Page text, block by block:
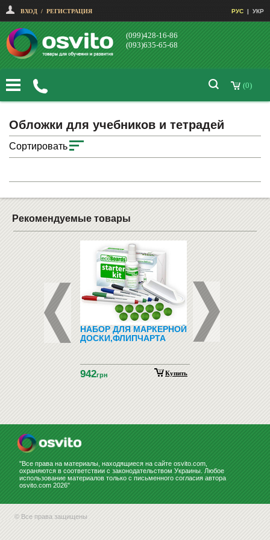
ВХОД / РЕГИСТРАЦИЯ РУС | УКР
(099)428-16-86
(093)635-65-68
(0)
Обложки для учебников и тетрадей
Сортировать
Рекомендуемые товары
НАБОР ДЛЯ МАРКЕРНОЙ
ДОСКИ,ФЛИПЧАРТА
942грн Купить
ЗООТОВАРЫ
ДЛЯ ЖИВОТНЫХ)
"Все права на материалы, находящиеся на сайте osvito.com,
охраняются в соответствии с законодательством Украины. Любое
использование материалов только с письменного согласия автора
osvito.com 2026"
© Все права защищены